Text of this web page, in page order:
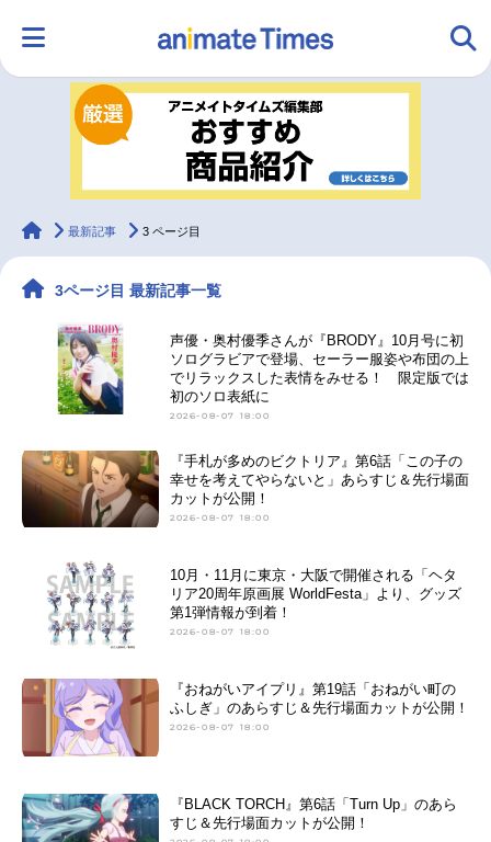
ランキング アニメ
ラジオ
2.5次元 配信・Vtuber
アニメ記事一覧 声優記事一覧
アニメ映画一覧
今期アニメ曜日別一覧
春アニメ
男性声優/女性声優一覧
animateTimes
最新記事 3 ページ目
3ページ目 最新記事一覧
声優・奥村優季さんが『BRODY』10月号に初
ソログラビアで登場、セーラー服姿や布団の上
でリラックスした表情をみせる！ 限定版では
初のソロ表紙に
2026-08-07 18:00
『手札が多めのビクトリア』第6話「この子の
幸せを考えてやらないと」あらすじ＆先行場面
カットが公開！
2026-08-07 18:00
10月・11月に東京・大阪で開催される「ヘタ
リア20周年原画展 WorldFesta」より、グッズ
第1弾情報が到着！
2026-08-07 18:00
『おねがいアイプリ』第19話「おねがい町の
ふしぎ」のあらすじ＆先行場面カットが公開！
2026-08-07 18:00
『BLACK TORCH』第6話「Turn Up」のあら
すじ＆先行場面カットが公開！